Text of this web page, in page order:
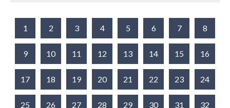
1 2 3 4 5 6 7 8
9 10 11 12 13 14 15 16
17 18 19 20 21 22 23 24
25 26 27 28 29 30 31 32